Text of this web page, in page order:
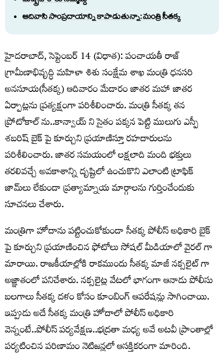
ఆదివాసి సాంప్రదాయాన్ని కాపాడుతున్నా: మంత్రి సీతక్క
హైదరాబాద్, సెప్టెంబర్ 14 (విధాత): పంచాయతీ రాజ్
గ్రామీణాభివృద్ధి మహిళా శిశు సంక్షేమ శాఖ మంత్రి ధనసరి
అనసూయ(సీతక్క) ఆదివారం మేడారం జాతర మహా జాతర
ఏర్పాట్లను ప్రత్యక్షంగా పరిశీలించారు. మంత్రి సీతక్క తన
ప్రోటోకాల్ ను..కాన్వాయ్ ని సైతం పక్కన పెట్టి ములుగు ఎస్పీ
శబరిష్ బైక్ పై కూర్చుని ప్రయాణిస్తూ రహదారులను
పరిశీలించారు. జాతర సమయంలో లక్షలాది మంది భక్తులు
తరలివచ్చే అవకాశాన్ని దృష్టిలో ఉంచుకొని ఎలాంటి ట్రాఫిక్
జామ్‌లు లేకుండా ప్రత్యామ్నాయ మార్గాలను గుర్తించేందుకు
సూచనలు చేశారు.
మంత్రిగా హోదాను పట్టించుకోకుండా సీతక్క పోలీస్ అధికారి బైక్
పై కూర్చుని ప్రయాణించిన ఫోటోలు సోషల్ మీడియాలో వైరల్ గా
మారాయి. రాజకీయాల్లోకి రాకముందు సీతక్క మాజీ నక్సలైట్ గా
అజ్ఞాతంలో పనిచేశారు. నక్సలైట్ల వేటలో భాగంగా ఆనాడు పోలీసు
బలగాలు సీతక్క దళం కోసం కూంబింగ్ ఆపరేషన్లు సాగించాయి.
ఇప్పుడు అదే సీతక్క మంత్రి హోదాలో పోలీస్ అధికారి
వెన్నంటే..పోలీస్ పర్యవేక్షణ..భద్రతా మధ్య అవే అటవీ ప్రాంతాల్లో
పర్యటించిన పరిణామం నెటిజన్లలో ఆసక్తికరంగా మారింది.